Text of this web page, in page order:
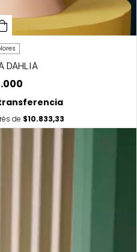
DAHLIA
de $10.833,33